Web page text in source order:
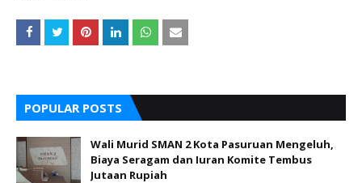
POPULAR POSTS
Wali Murid SMAN 2 Kota Pasuruan Mengeluh,
Biaya Seragam dan Iuran Komite Tembus
Jutaan Rupiah